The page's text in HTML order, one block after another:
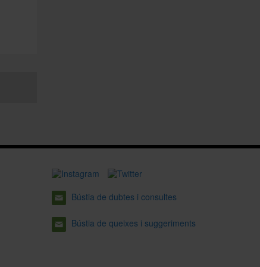
Bústia de dubtes i consultes
Bústia de queixes i suggeriments